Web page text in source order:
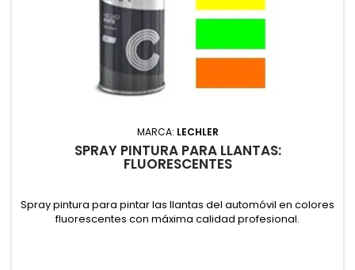
MARCA: LECHLER
SPRAY PINTURA PARA LLANTAS:
FLUORESCENTES
Spray pintura para pintar las llantas del automóvil en colores
fluorescentes con máxima calidad profesional.